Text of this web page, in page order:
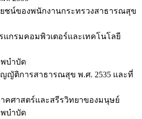
ชน์ของพนักงานกระทรวงสาธารณสุข
กรมคอมพิวเตอร์และเทคโนโลยี
บำบัด
ญัติการสาธารณสุข พ.ศ. 2535 และที่
คศาสตร์และสรีรวิทยาของมนุษย์
พบำบัด